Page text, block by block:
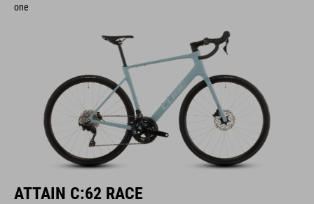
one
ATTAIN C:62 RACE